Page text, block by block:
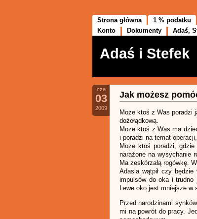
Strona główna 1 % podatku
Konto
Dokumenty Adaś,
Adaś i Stefek
cze
03
2009
Jak możesz
Może ktoś z Was poradzi
dożołądkową.
Może ktoś z Was ma
i poradzi na temat
Może ktoś poradzi,
narażone na wysychanie
Ma zeskórzałą rogówkę.
Adasia wątpił czy
impulsów do oka i
Lewe oko jest mniejsze w
Przed narodzinami
mi na powrót do pracy.